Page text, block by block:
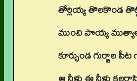
తోర్లియ్య తొలకొండ
ముంచి పొయ్య
కూర్చుండ గుర్జాల పీట